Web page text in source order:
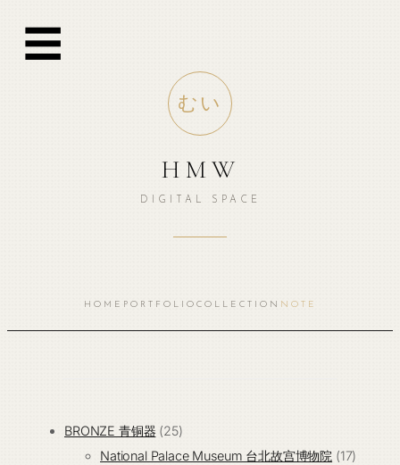
☰
むい
HMW
DIGITAL SPACE
HOME PORTFOLIO COLLECTION NOTE
BRONZE 青铜器 2525
个
National Palace Museum 台北故宫博物院 1717